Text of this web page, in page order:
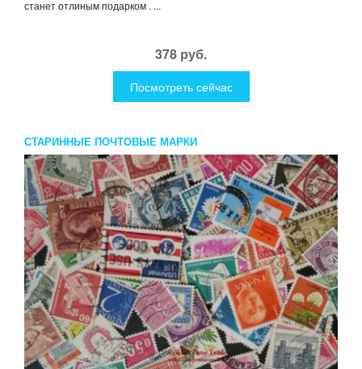
станет отлиным подарком . ...
378 руб.
Посмотреть сейчас
СТАРИННЫЕ ПОЧТОВЫЕ МАРКИ